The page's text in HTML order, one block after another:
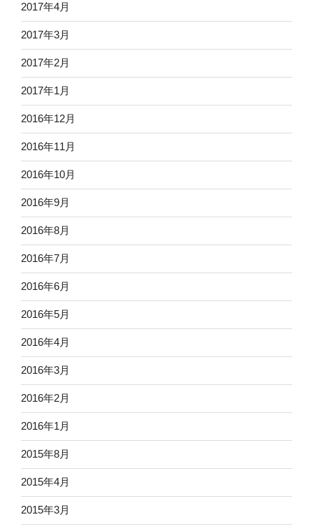
2017年4月
2017年3月
2017年2月
2017年1月
2016年12月
2016年11月
2016年10月
2016年9月
2016年8月
2016年7月
2016年6月
2016年5月
2016年4月
2016年3月
2016年2月
2016年1月
2015年8月
2015年4月
2015年3月